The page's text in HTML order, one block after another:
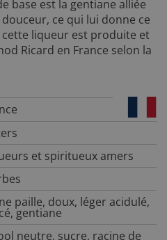
base est la gentiane alliée
ce qui lui donne ce
liqueur est produite et
Ricard en France selon la
et spiritueux amers
paille, doux, léger acidulé,
gentiane
neutre, sucre, racine de